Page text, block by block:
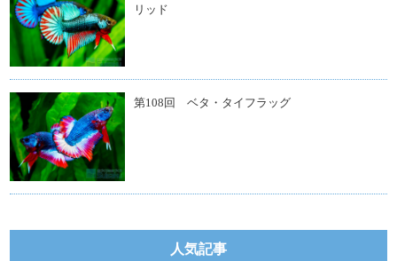
リッド
第108回 ベタ・タイフラッグ
人気記事